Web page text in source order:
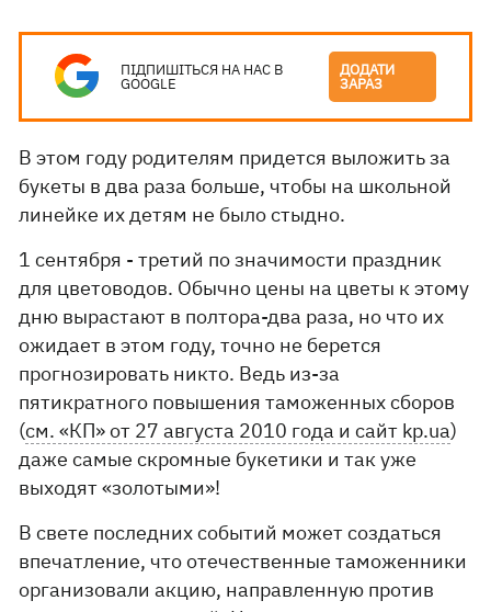
ПІДПИШІТЬСЯ НА НАС В
GOOGLE
ДОДАТИ
ЗАРАЗ
В этом году родителям придется выложить за
букеты в два раза больше, чтобы на школьной
линейке их детям не было стыдно.
1 сентября - третий по значимости праздник
для цветоводов. Обычно цены на цветы к этому
дню вырастают в полтора-два раза, но что их
ожидает в этом году, точно не берется
прогнозировать никто. Ведь из-за
пятикратного повышения таможенных сборов
(см. «КП» от 27 августа 2010 года и сайт kp.ua)
даже самые скромные букетики и так уже
выходят «золотыми»!
В свете последних событий может создаться
впечатление, что отечественные таможенники
организовали акцию, направленную против